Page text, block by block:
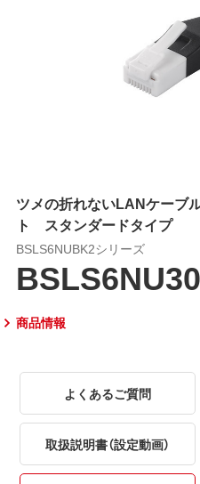
ツメの折れないLANケー
ト スタンダードタイプ
BSLS6NUBK2シリーズ
商品情報
よくあるご質問
取扱説明書（設定動画）